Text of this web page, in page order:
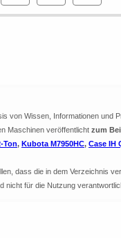
von Wissen, Informationen
Maschinen veröffentlicht zum
Ton, Kubota M7950HC, Case IH
dass die in dem Verzeichnis
nicht für die Nutzung